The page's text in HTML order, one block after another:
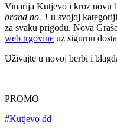
Vinarija Kutjevo i kroz novu
brand no. 1 u svojoj
za svaku prigodu. Nova
web trgovine uz sigurnu
Uživajte u novoj berbi i
PROMO
#Kutjevo dd